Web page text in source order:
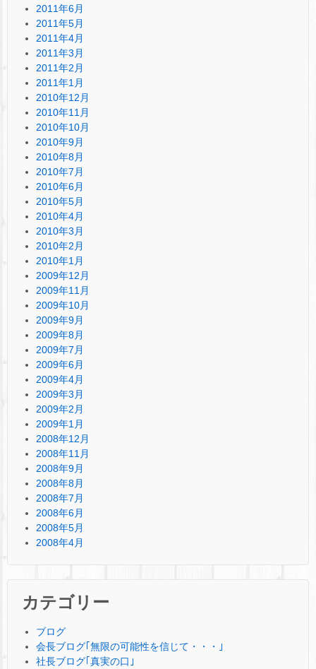
2011年6月
2011年5月
2011年4月
2011年3月
2011年2月
2011年1月
2010年12月
2010年11月
2010年10月
2010年9月
2010年8月
2010年7月
2010年6月
2010年5月
2010年4月
2010年3月
2010年2月
2010年1月
2009年12月
2009年11月
2009年10月
2009年9月
2009年8月
2009年7月
2009年6月
2009年4月
2009年3月
2009年2月
2009年1月
2008年12月
2008年11月
2008年9月
2008年8月
2008年7月
2008年6月
2008年5月
2008年4月
カテゴリー
ブログ
会長ブログ｢無限の可能性を信じて・・・｣
社長ブログ｢真実の口｣